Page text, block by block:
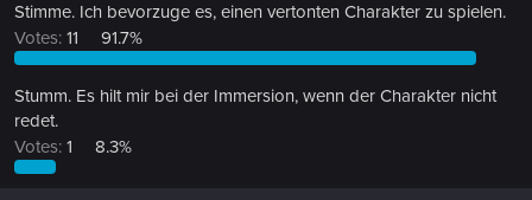
Stimme. Ich bevorzuge es, einen vertonten Charakter zu spielen.
Votes: 11 91.7%
Stumm. Es hilt mir bei der Immersion, wenn der Charakter nicht
redet.
Votes: 1 8.3%